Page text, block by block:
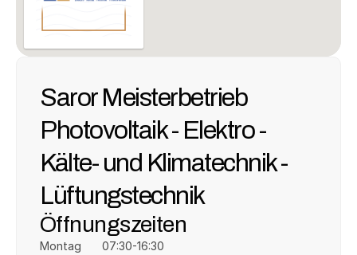
Saror Meisterbetrieb
Photovoltaik - Elektro -
Kälte- und Klimatechnik -
Lüftungstechnik
Öffnungszeiten
Montag
07:30-16:30